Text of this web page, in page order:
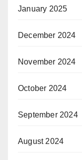
January 2025
December 2024
November 2024
October 2024
September 2024
August 2024